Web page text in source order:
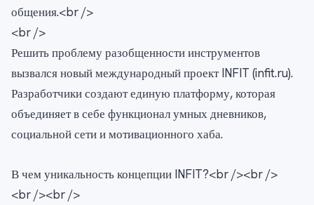
общения.<br />
<br />
Решить проблему разобщенности инструментов
вызвался новый международный проект INFIT (infit.ru).
Разработчики создают единую платформу, которая
объединяет в себе функционал умных дневников,
социальной сети и мотивационного хаба.
В чем уникальность концепции INFIT?<br /><br />
<br /><br />